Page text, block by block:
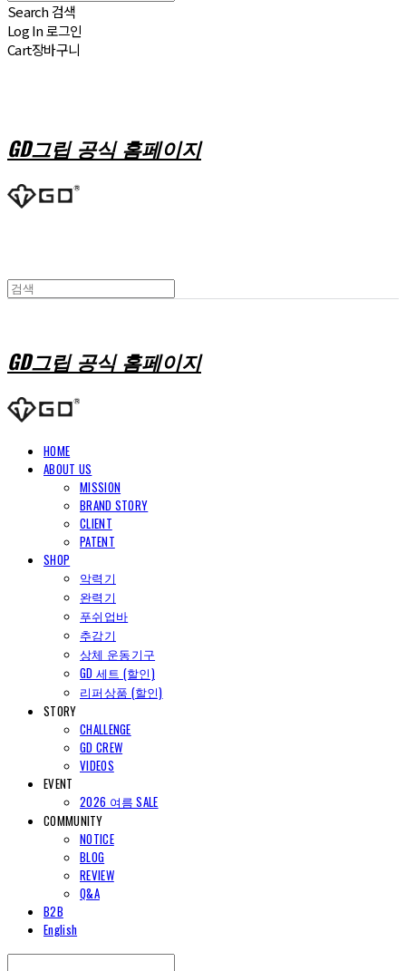
Search 검색
Log In로그인
Cart장바구니
GD그립 공식 홈페이지
GD그립 공식 홈페이지
HOME
ABOUT US
MISSION
BRAND STORY
CLIENT
PATENT
SHOP
악력기
완력기
푸쉬업바
추감기
상체 운동기구
GD 세트 (할인)
리퍼상품 (할인)
STORY
CHALLENGE
GD CREW
VIDEOS
EVENT
2026 여름 SALE
COMMUNITY
NOTICE
BLOG
REVIEW
Q&A
B2B
English